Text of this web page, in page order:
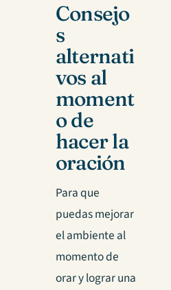
Consejo
s
alternati
vos al
moment
o de
hacer la
oración
Para que
puedas mejorar
el ambiente al
momento de
orar y lograr una